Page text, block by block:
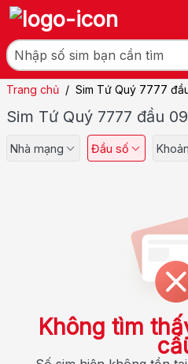
Trang chủ / Sim Tứ Quý 7777
Sim Tứ Quý 7777 đầu
Nhà mạng Đầu số
Không tìm